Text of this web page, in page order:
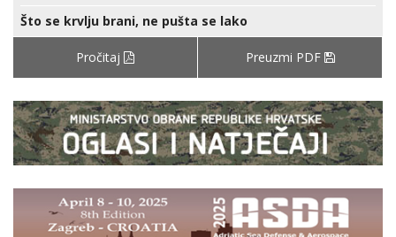
Što se krvlju brani, ne pušta se lako
Pročitaj Preuzmi PDF